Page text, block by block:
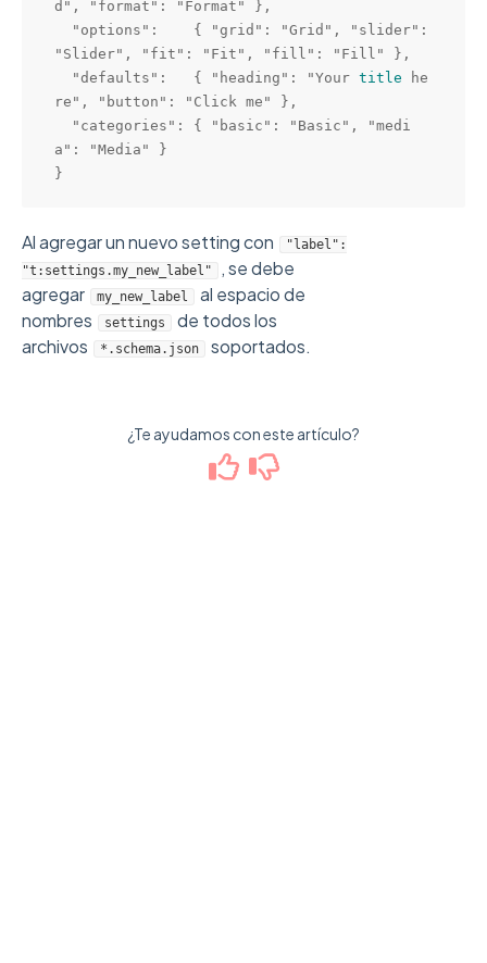
d", "format": "Format" },
"Slider", "fit": "Fit", "fill": "Fill" },
  "defaults":   { "heading": "Your
title he
re", "button": "Click me" },
a": "Media" }
Al agregar un nuevo setting con
"label":
"t:settings.my_new_label"
, se debe
agregar
my_new_label
al espacio de
nombres
settings
de todos los
archivos
*.schema.json soportados.
¿Te ayudamos con este artículo?